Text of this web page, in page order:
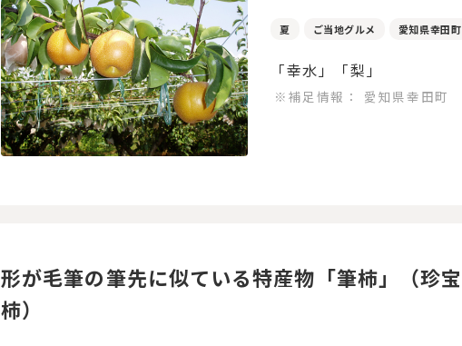
夏 ご当地グルメ 愛知県幸田町
「幸水」「梨」
※補足情報： 愛知県幸田町
形が毛筆の筆先に似ている特産物「筆柿」（珍宝
柿）